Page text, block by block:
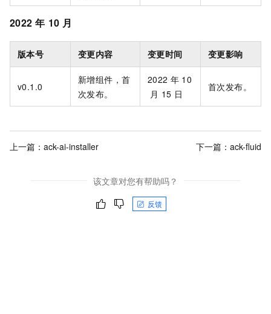
2022 年 10 月
版本号 变更内容 变更时间 变更影响
v0.1.0
新增组件，首
次发布。
2022 年 10
月 15 日
首次发布。
上一篇： ack-ai-installer 下一篇： ack-fluid
该文章对您有帮助吗？
反馈